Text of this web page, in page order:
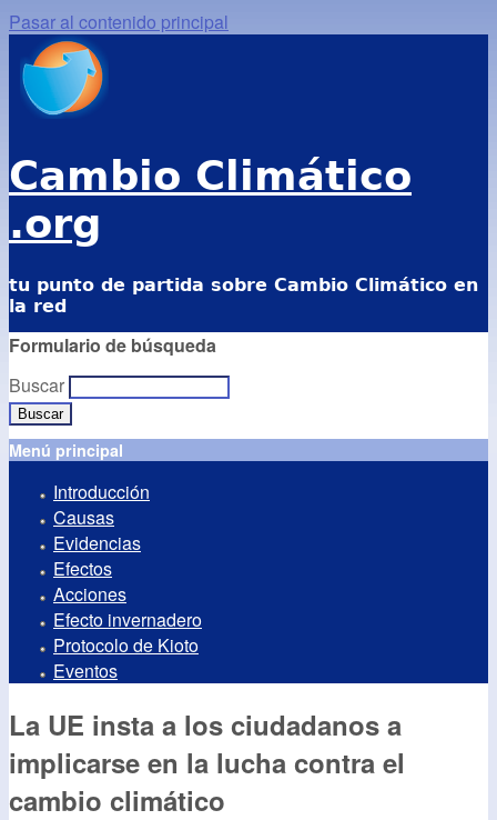
Pasar al contenido principal
Cambio Climático
.org
tu punto de partida sobre Cambio Climático en
la red
Formulario de búsqueda
Buscar
Menú principal
Introducción
Causas
Evidencias
Efectos
Acciones
Efecto invernadero
Protocolo de Kioto
Eventos
La UE insta a los ciudadanos a
implicarse en la lucha contra el
cambio climático